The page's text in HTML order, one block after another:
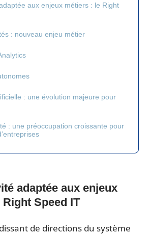
aux enjeux métiers : le Right
: nouveau enjeu métier
: une évolution majeure pour
: une préoccupation croissante pour
adaptée aux enjeux
Speed IT
de directions du système